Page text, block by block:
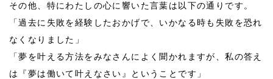
その他、特にわたしの心に響いた言葉は以下の通りです。
「過去に失敗を経験したおかげで、いかなる時も失敗を恐れ
なくなりました」
「夢を叶える方法をみなさんによく聞かれますが、私の答え
は『夢は働いて叶えなさい』ということです」